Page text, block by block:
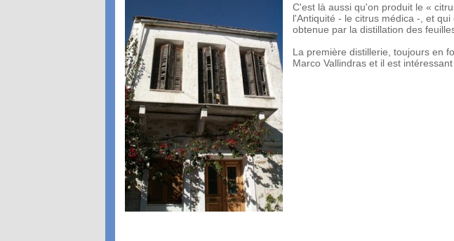
C'est là aussi qu'on produit le «
l'Antiquité - le citrus médica -, et
obtenue par la distillation des
La première distillerie, toujours en
Marco Vallindras et il est intéressant